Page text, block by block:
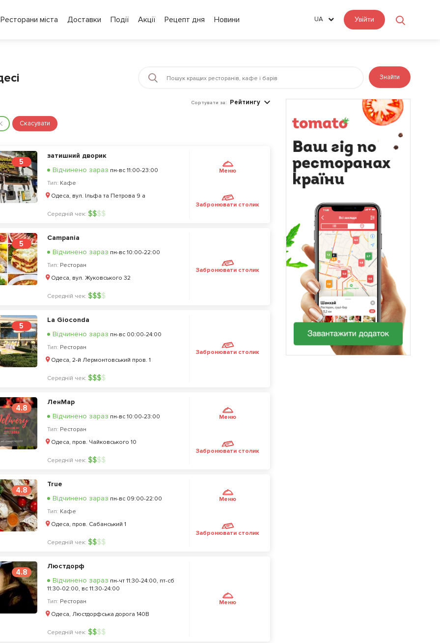
Ресторани міста Доставки Події Акції Рецепт дня Новини UA Увійти
Знайти
Сортувати за: Рейтингу
Скасувати
5
затишний дворик
Відчинено зараз пн-вс 11:00-23:00
Тип: Кафе
Одеса, вул. Ільфа та Петрова 9 а
Середній чек: $$$$
Меню
Забронювати столик
5
Campania
Відчинено зараз пн-вс 10:00-22:00
Тип: Ресторан
Одеса, вул. Жуковського 32
Середній чек: $$$$
Забронювати столик
5
La Gioconda
Відчинено зараз пн-вс 00:00-24:00
Тип: Ресторан
Одеса, 2-й Лермонтовський пров. 1
Середній чек: $$$$
Забронювати столик
4.8
ЛенМар
Відчинено зараз пн-вс 10:00-23:00
Тип: Ресторан
Одеса, пров. Чайковського 10
Середній чек: $$$$
Меню
Забронювати столик
4.8
True
Відчинено зараз пн-вс 09:00-22:00
Тип: Кафе
Одеса, пров. Сабанський 1
Середній чек: $$$$
Меню
Забронювати столик
4.8
Люстдорф
Відчинено зараз пн-чт 11:30-24:00, пт-сб
11:30-02:00, вс 11:30-24:00
Тип: Ресторан
Одеса, Люстдорфська дорога 140В
Середній чек: $$$$
Меню